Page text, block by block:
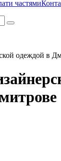
частями
одеждой в